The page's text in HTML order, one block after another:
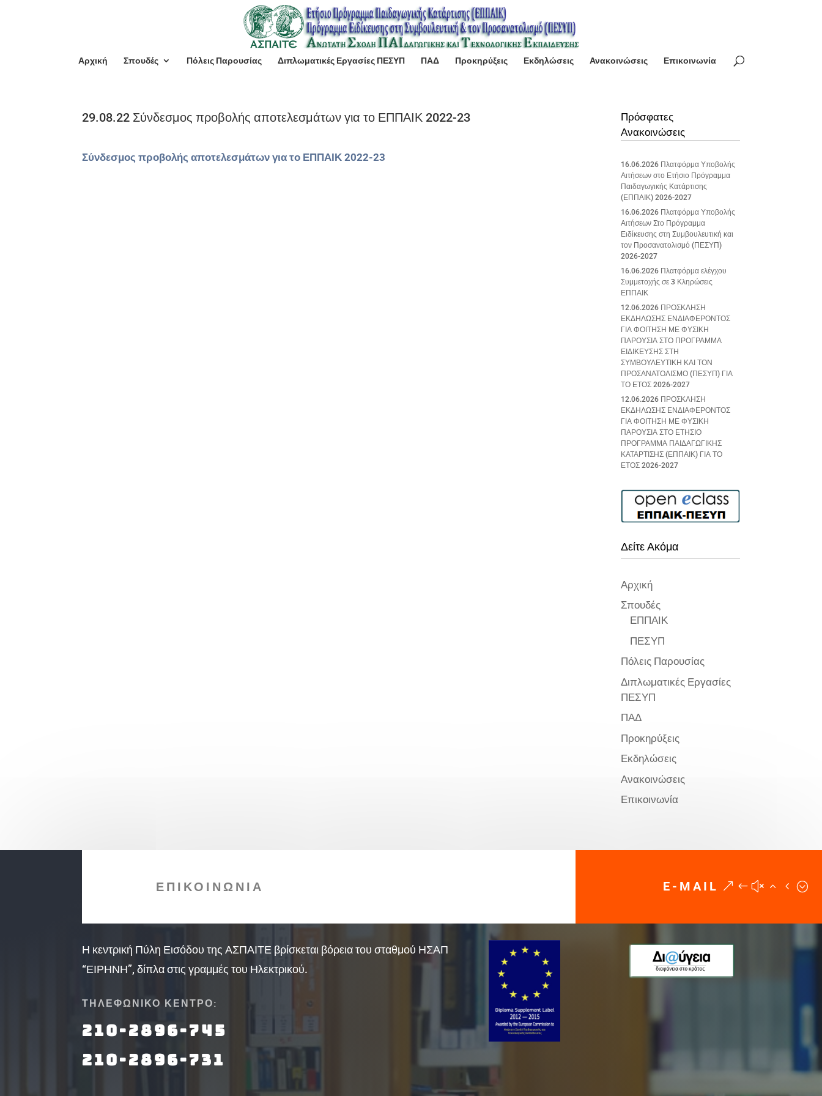
Αρχική Σπουδές Πόλεις Παρουσίας Διπλωματικές Εργασίες ΠΕΣΥΠ ΠΑΔ Προκηρύξεις Εκδηλώσεις Ανακοινώσεις Επικοινωνία
29.08.22 Σύνδεσμος προβολής αποτελεσμάτων για το ΕΠΠΑΙΚ 2022-23
Σύνδεσμος προβολής αποτελεσμάτων για το ΕΠΠΑΙΚ 2022-23
Πρόσφατες
Ανακοινώσεις
16.06.2026 Πλατφόρμα Υποβολής
Αιτήσεων στο Ετήσιο Πρόγραμμα
Παιδαγωγικής Κατάρτισης
(ΕΠΠΑΙΚ) 2026-2027
16.06.2026 Πλατφόρμα Υποβολής
Αιτήσεων Στο Πρόγραμμα
Ειδίκευσης στη Συμβουλευτική και
τον Προσανατολισμό (ΠΕΣΥΠ)
2026-2027
16.06.2026 Πλατφόρμα ελέγχου
Συμμετοχής σε 3 Κληρώσεις
ΕΠΠΑΙΚ
12.06.2026 ΠΡΟΣΚΛΗΣΗ
ΕΚΔΗΛΩΣΗΣ ΕΝΔΙΑΦΕΡΟΝΤΟΣ
ΓΙΑ ΦΟΙΤΗΣΗ ΜΕ ΦΥΣΙΚΗ
ΠΑΡΟΥΣΙΑ ΣΤΟ ΠΡΟΓΡΑΜΜΑ
ΕΙΔΙΚΕΥΣΗΣ ΣΤΗ
ΣΥΜΒΟΥΛΕΥΤΙΚΗ ΚΑΙ ΤΟΝ
ΠΡΟΣΑΝΑΤΟΛΙΣΜΟ (ΠΕΣΥΠ) ΓΙΑ
ΤΟ ΕΤΟΣ 2026-2027
12.06.2026 ΠΡΟΣΚΛΗΣΗ
ΕΚΔΗΛΩΣΗΣ ΕΝΔΙΑΦΕΡΟΝΤΟΣ
ΓΙΑ ΦΟΙΤΗΣΗ ΜΕ ΦΥΣΙΚΗ
ΠΑΡΟΥΣΙΑ ΣΤΟ ΕΤΗΣΙΟ
ΠΡΟΓΡΑΜΜΑ ΠΑΙΔΑΓΩΓΙΚΗΣ
ΚΑΤΑΡΤΙΣΗΣ (ΕΠΠΑΙΚ) ΓΙΑ ΤΟ
ΕΤΟΣ 2026-2027
Δείτε Ακόμα
Αρχική
Σπουδές
ΕΠΠΑΙΚ
ΠΕΣΥΠ
Πόλεις Παρουσίας
Διπλωματικές Εργασίες
ΠΕΣΥΠ
ΠΑΔ
Προκηρύξεις
Εκδηλώσεις
Ανακοινώσεις
Επικοινωνία
ΕΠΙΚΟΙΝΩΝΙΑ E-MAIL
Η κεντρική Πύλη Εισόδου της ΑΣΠΑΙΤΕ βρίσκεται βόρεια του σταθμού ΗΣΑΠ
“ΕΙΡΗΝΗ”, δίπλα στις γραμμές του Ηλεκτρικού.
ΤΗΛΕΦΩΝΙΚΟ ΚΕΝΤΡΟ:
210-2896-745
210-2896-731